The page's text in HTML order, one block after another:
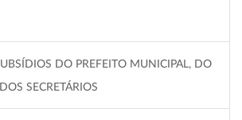
DO PREFEITO MUNICIPAL, DO
SECRETÁRIOS